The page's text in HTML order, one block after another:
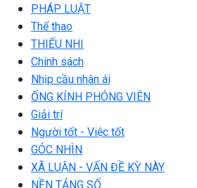
PHÁP LUẬT
Thể thao
THIẾU NHI
Chính sách
Nhịp cầu nhân ái
ỐNG KÍNH PHÓNG VIÊN
Giải trí
Người tốt - Việc tốt
GÓC NHÌN
XÃ LUẬN - VẤN ĐỀ KỲ NÀY
NỀN TẢNG SỐ